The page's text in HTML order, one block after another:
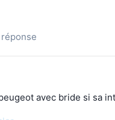
réponse
avec bride si sa